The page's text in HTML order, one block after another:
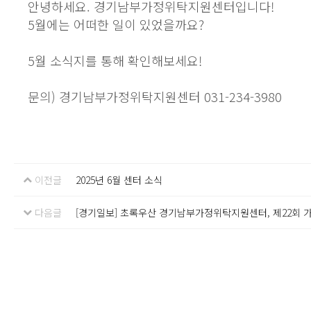
안녕하세요. 경기남부가정위탁지원센터입니다!
5월에는 어떠한 일이 있었을까요?
5월 소식지를 통해 확인해보세요!
문의) 경기남부가정위탁지원센터 031-234-3980
이전글 2025년 6월 센터 소식
다음글 [경기일보] 초록우산 경기남부가정위탁지원센터, 제22회